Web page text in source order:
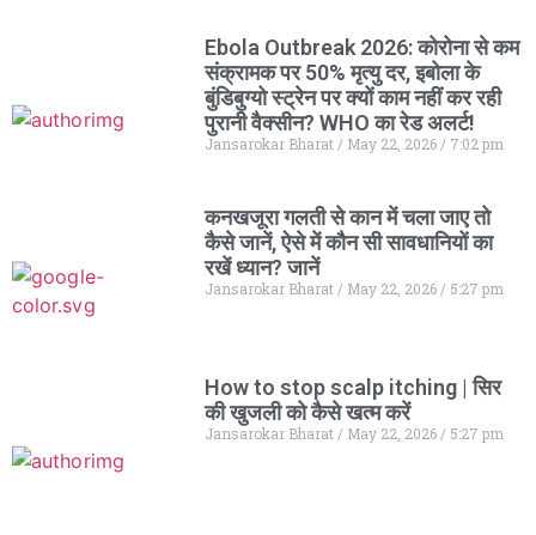
Ebola Outbreak 2026: कोरोना से कम
संक्रामक पर 50% मृत्यु दर, इबोला के
बुंडिबुग्यो स्ट्रेन पर क्यों काम नहीं कर रही
पुरानी वैक्सीन? WHO का रेड अलर्ट!
Jansarokar Bharat May 22, 2026 7:02 pm
कनखजूरा गलती से कान में चला जाए तो
कैसे जानें, ऐसे में कौन सी सावधानियों का
रखें ध्यान? जानें
Jansarokar Bharat May 22, 2026 5:27 pm
How to stop scalp itching | सिर
की खुजली को कैसे खत्म करें
Jansarokar Bharat May 22, 2026 5:27 pm